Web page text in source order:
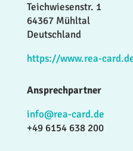
Teichwiesenstr. 1
64367 Mühltal
Deutschland
https://www.rea-
Ansprechpartner
info@rea-card.de
+49 6154 638 200